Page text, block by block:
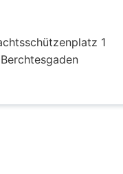
1
Berchtesgaden